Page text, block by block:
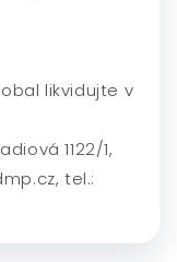
likvidujte v
1122/1,
tel.: